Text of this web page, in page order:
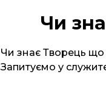
Чи
Чи знає Творець що
Запитуємо у